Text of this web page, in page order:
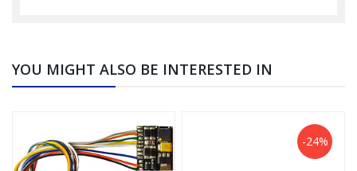
YOU MIGHT ALSO BE INTERESTED IN
-24%